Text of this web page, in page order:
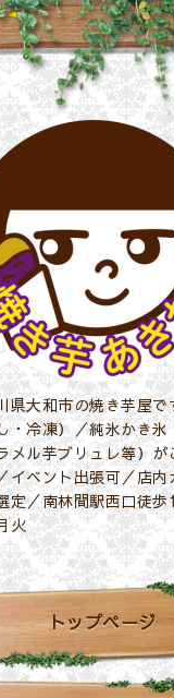
県大和市の焼き芋屋
・冷凍）／純氷かき
メル芋ブリュレ等）
イベント出張可／店
定／南林間駅西口徒
火
トップページ